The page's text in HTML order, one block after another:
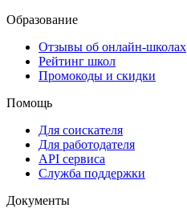
Образование
Отзывы об онлайн-школах
Рейтинг школ
Промокоды и скидки
Помощь
Для соискателя
Для работодателя
API сервиса
Служба поддержки
Документы